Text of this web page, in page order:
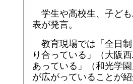
学生や高校生、子ど
表が発言。
教育現場では「全日
り合っている」（大阪
あっている」（和光学
が広がっていることが